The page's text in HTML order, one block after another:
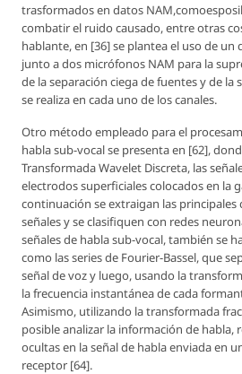
trasformados en datos
combatir el ruido causado, entre otras
hablante, en [36] se plantea el uso de un
junto a dos micrófonos NAM para la
de la separación ciega de fuentes y de la
se realiza en cada uno de los canales.
Otro método empleado para el
habla sub-vocal se presenta en [62],
Transformada Wavelet Discreta, las
electrodos superficiales colocados en la
continuación se extraigan las principales
señales y se clasifiquen con redes
señales de habla sub-vocal, también se
como las series de Fourier-Bassel, que
señal de voz y luego, usando la
la frecuencia instantánea de cada
Asimismo, utilizando la transformada
posible analizar la información de habla,
ocultas en la señal de habla enviada en
receptor [64].